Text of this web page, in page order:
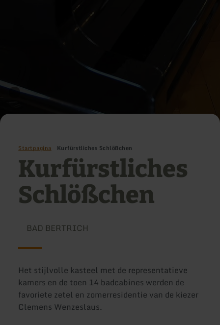
Startpagina Kurfürstliches Schlößchen
Kurfürstliches
Schlößchen
BAD BERTRICH
Het stijlvolle kasteel met de representatieve
kamers en de toen 14 badcabines werden de
favoriete zetel en zomerresidentie van de kiezer
Clemens Wenzeslaus.